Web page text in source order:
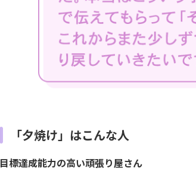
「夕焼け」はこんな人
目標達成能力の高い頑張り屋さん